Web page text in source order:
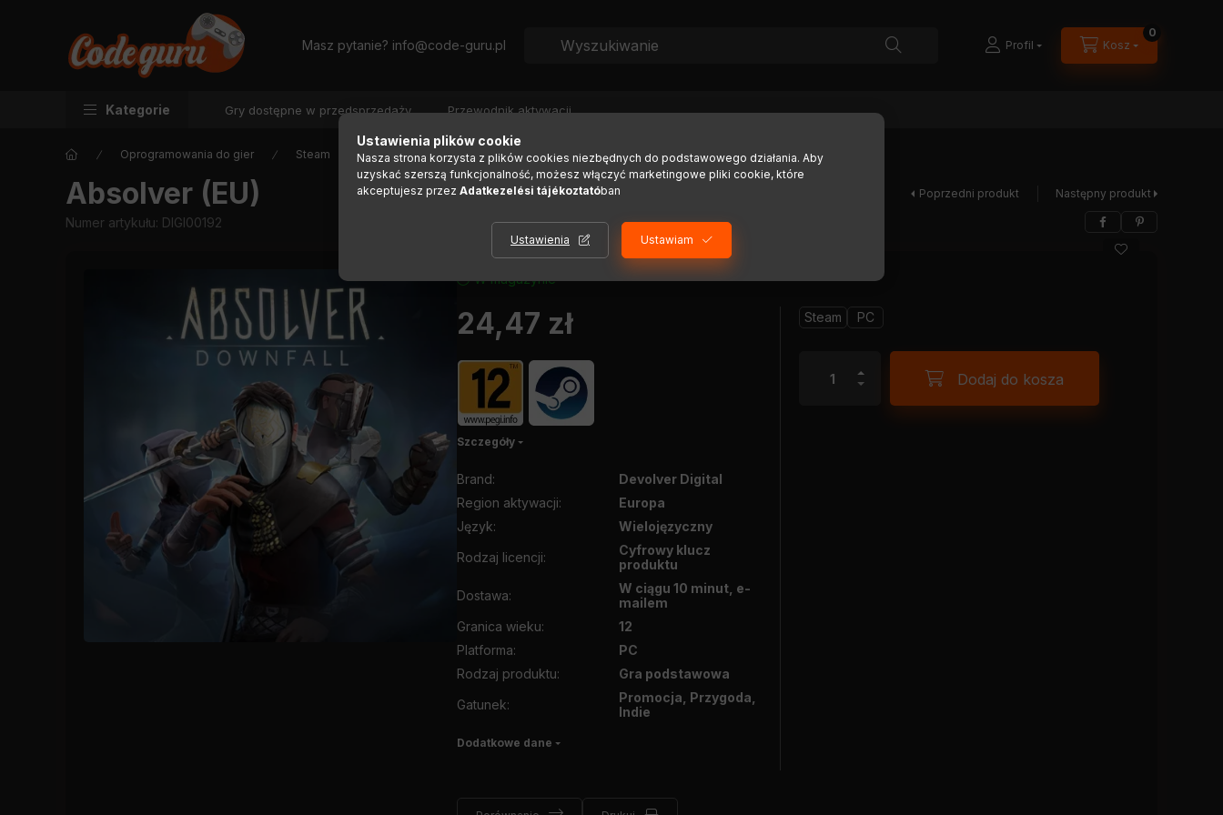
Masz pytanie? info@code-guru.pl Profil Kosz
0
Kategorie Gry dostępne w przedsprzedaży Przewodnik aktywacji
Oprogramowania do gier Steam
Poprzedni produkt Następny produkt
Absolver (EU)
Numer artykułu: DIGI00192
W magazynie
24,47 zł
Szczegóły
Brand:
Devolver Digital
Region aktywacji:
Europa
Język:
Wielojęzyczny
Rodzaj licencji:
Cyfrowy klucz
produktu
Dostawa:
W ciągu 10 minut, e-
mailem
Granica wieku:
12
Platforma:
PC
Rodzaj produktu:
Gra podstawowa
Gatunek:
Promocja, Przygoda,
Indie
Dodatkowe dane
Steam PC
Dodaj do kosza
Ustawienia plików cookie
Nasza strona korzysta z plików cookies niezbędnych do podstawowego działania. Aby
uzyskać szerszą funkcjonalność, możesz włączyć marketingowe pliki cookie, które
akceptujesz przez Adatkezelési tájékoztatóban
Ustawienia Ustawiam